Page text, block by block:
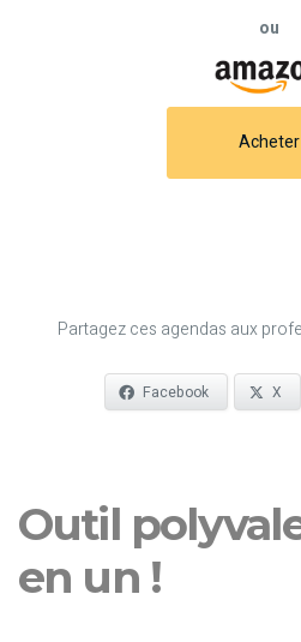
ou
Acheter
Partagez ces agendas aux
Facebook X
Outil
en un !